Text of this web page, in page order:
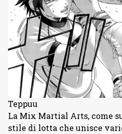
Teppuu
La Mix Martial Arts, come
stile di lotta che unisce